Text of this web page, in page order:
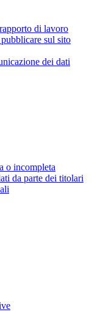
di lavoro
sul sito
dei dati
o incompleta
da parte dei titolari